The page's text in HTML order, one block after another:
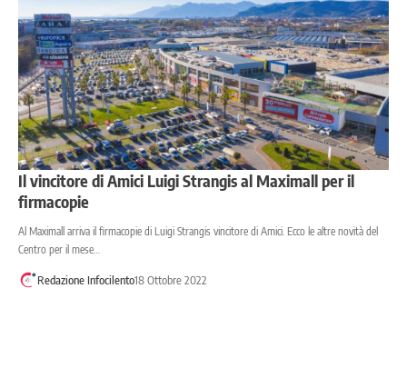
Il vincitore di Amici Luigi Strangis al Maximall per il
firmacopie
Al Maximall arriva il firmacopie di Luigi Strangis vincitore di Amici. Ecco le altre novità del
Centro per il mese…
Redazione Infocilento18 Ottobre 2022